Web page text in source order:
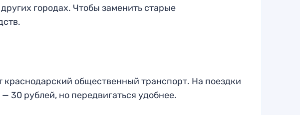
городах. Чтобы заменить старые
краснодарский общественный транспорт. На поездки
30 рублей, но передвигаться удобнее.